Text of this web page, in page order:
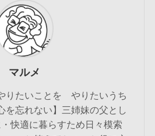
マルメ
りたいことを やりたいうち
を忘れない】三姉妹の父とし
快適に暮らすため日々模索